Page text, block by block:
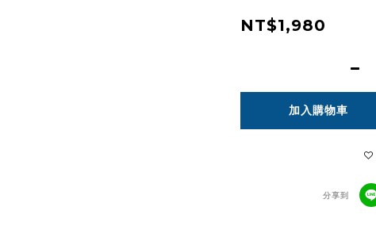
NT$1,980
加入購物車
分享到